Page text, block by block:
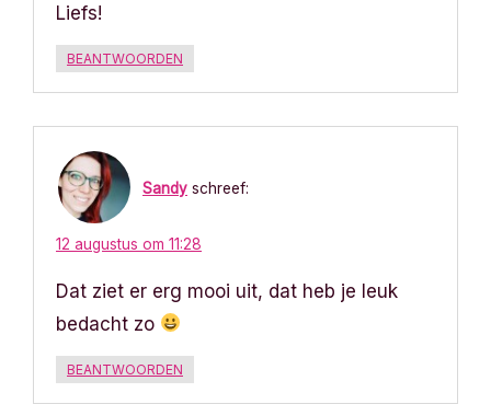
Liefs!
BEANTWOORDEN
Sandy schreef:
12 augustus om 11:28
Dat ziet er erg mooi uit, dat heb je leuk
bedacht zo
BEANTWOORDEN